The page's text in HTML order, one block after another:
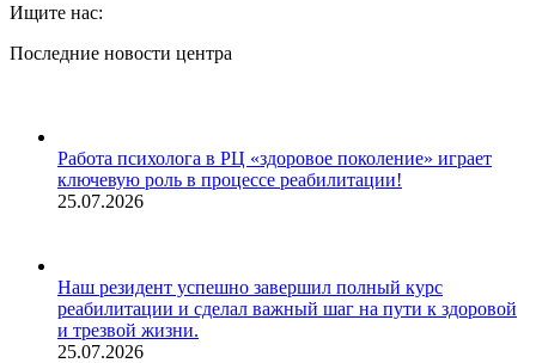
Ищите нас:
Страница
новом
Страница
новом
Страница
новом
Последние новости центра
Работа психолога в РЦ «здоровое поколение» играет
ключевую роль в процессе реабилитации!
25.07.2026
Наш резидент успешно завершил полный курс
реабилитации и сделал важный шаг на пути к здоровой
и трезвой жизни.
25.07.2026